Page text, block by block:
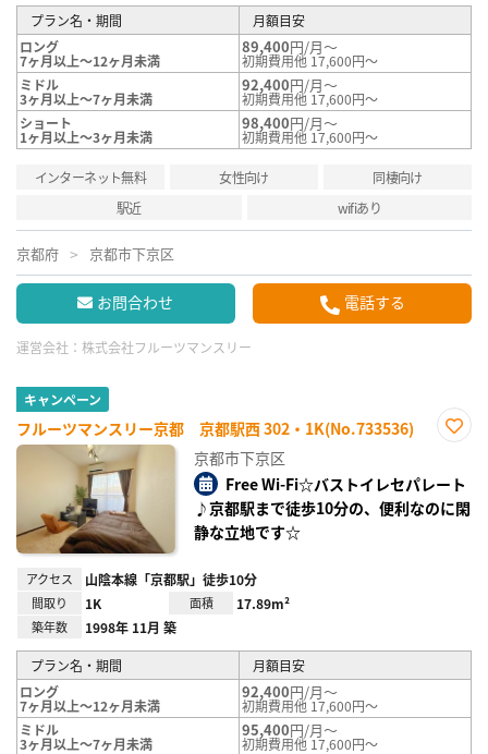
プラン名・期間
月額目安
ロング
7ヶ月以上～12ヶ月未満
89,400円/月～
初期費用他 17,600円～
ミドル
3ヶ月以上～7ヶ月未満
92,400円/月～
初期費用他 17,600円～
ショート
1ヶ月以上～3ヶ月未満
98,400円/月～
初期費用他 17,600円～
インターネット無料 女性向け
同棲向け
駅近
wifiあり
京都府 京都市下京区
お問合わせ 電話する
運営会社： 株式会社フルーツマンスリー
キャンペーン
フルーツマンスリー京都 京都駅西 302・1K(No.733536)
り登
京都市下京区
Free Wi-Fi☆バストイレセパレート
♪京都駅まで徒歩10分の、便利なのに閑
静な立地です☆
アクセス 山陰本線「京都駅」徒歩10分
間取り 1K 面積 17.89m²
築年数 1998年 11月 築
プラン名・期間
月額目安
ロング
7ヶ月以上～12ヶ月未満
92,400円/月～
初期費用他 17,600円～
ミドル
3ヶ月以上～7ヶ月未満
95,400円/月～
初期費用他 17,600円～